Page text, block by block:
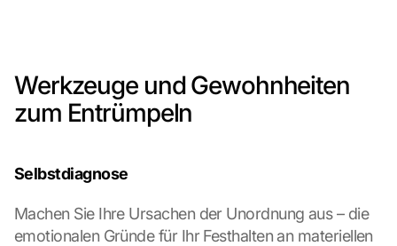
Werkzeuge und Gewohnheiten
zum Entrümpeln
Selbstdiagnose
Machen Sie Ihre Ursachen der Unordnung aus – die
emotionalen Gründe für Ihr Festhalten an materiellen